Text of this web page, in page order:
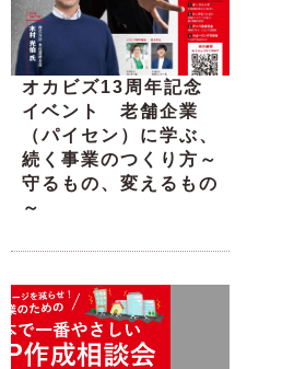
オカビズ13周年記念
イベント 老舗企業
（パイセン）に学ぶ、
続く事業のつくり方～
守るもの、変えるもの
～